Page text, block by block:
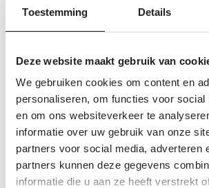
Toestemming Details
Deze website maakt gebruik van
We gebruiken cookies om content en
personaliseren, om functies voor social
en om ons websiteverkeer te
informatie over uw gebruik van onze
partners voor social media, adverteren
partners kunnen deze gegevens
informatie die u aan ze heeft verstrekt
Ja. Stuur ons het automodel,
Specificaties
Artikelnummer